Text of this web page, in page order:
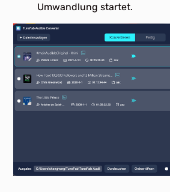
Umwandlung startet.